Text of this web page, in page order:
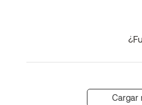
Cargar